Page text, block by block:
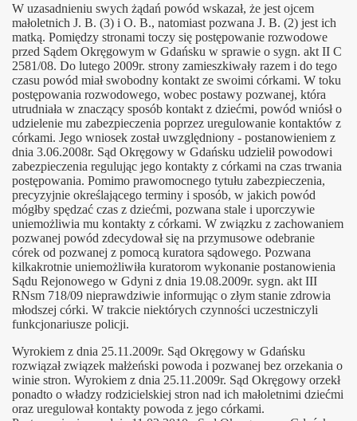
W uzasadnieniu swych żądań powód wskazał, że jest ojcem
małoletnich J. B. (3) i O. B., natomiast pozwana J. B. (2) jest ich
matką. Pomiędzy stronami toczy się postępowanie rozwodowe
przed Sądem Okręgowym w Gdańsku w sprawie o sygn. akt II C
2581/08. Do lutego 2009r. strony zamieszkiwały razem i do tego
czasu powód miał swobodny kontakt ze swoimi córkami. W toku
postępowania rozwodowego, wobec postawy pozwanej, która
utrudniała w znaczący sposób kontakt z dziećmi, powód wniósł o
udzielenie mu zabezpieczenia poprzez uregulowanie kontaktów z
córkami. Jego wniosek został uwzględniony - postanowieniem z
dnia 3.06.2008r. Sąd Okręgowy w Gdańsku udzielił powodowi
zabezpieczenia regulując jego kontakty z córkami na czas trwania
postępowania. Pomimo prawomocnego tytułu zabezpieczenia,
precyzyjnie określającego terminy i sposób, w jakich powód
mógłby spędzać czas z dziećmi, pozwana stale i uporczywie
uniemożliwia mu kontakty z córkami. W związku z zachowaniem
pozwanej powód zdecydował się na przymusowe odebranie
córek od pozwanej z pomocą kuratora sądowego. Pozwana
kilkakrotnie uniemożliwiła kuratorom wykonanie postanowienia
Sądu Rejonowego w Gdyni z dnia 19.08.2009r. sygn. akt III
RNsm 718/09 nieprawdziwie informując o złym stanie zdrowia
młodszej córki. W trakcie niektórych czynności uczestniczyli
funkcjonariusze policji.
Wyrokiem z dnia 25.11.2009r. Sąd Okręgowy w Gdańsku
rozwiązał związek małżeński powoda i pozwanej bez orzekania o
winie stron. Wyrokiem z dnia 25.11.2009r. Sąd Okręgowy orzekł
ponadto o władzy rodzicielskiej stron nad ich małoletnimi dziećmi
oraz uregulował kontakty powoda z jego córkami.
i fundusz alimentacyjny
czy miłość jest przemocą
w Polsce